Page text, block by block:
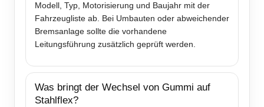
Modell, Typ, Motorisierung und Baujahr mit der
Fahrzeugliste ab. Bei Umbauten oder abweichender
Bremsanlage sollte die vorhandene
Leitungsführung zusätzlich geprüft werden.
Was bringt der Wechsel von Gummi auf
Stahlflex?